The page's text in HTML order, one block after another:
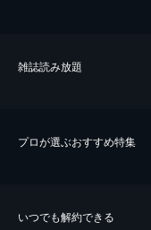
雑誌読み放題
プロが選ぶおすすめ特集
いつでも解約できる